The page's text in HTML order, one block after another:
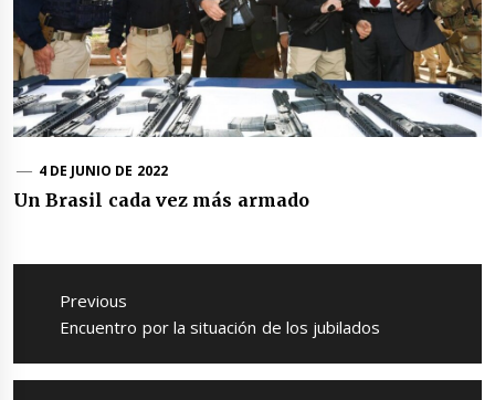
4 DE JUNIO DE 2022
Un Brasil cada vez más armado
Navegación
entradas
Previous
Previous
Encuentro por la situación de los jubilados